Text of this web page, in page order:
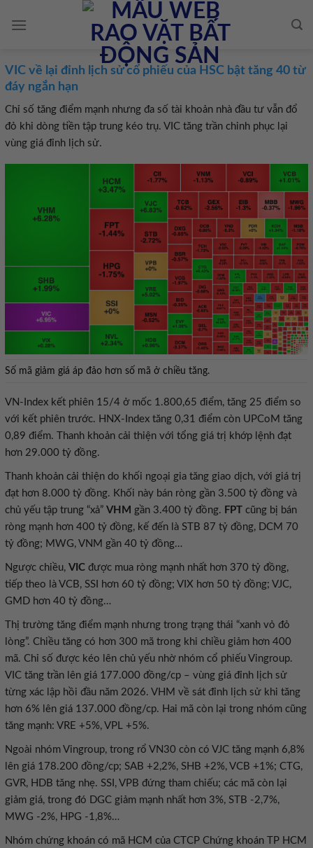
VIC về lại đỉnh lịch sử cổ phiếu của HSC bật tăng 40 từ
đáy ngắn hạn
Chỉ số tăng điểm mạnh nhưng đa số tài khoản nhà đầu tư vẫn đổ
đỏ khi dòng tiền tập trung kéo trụ. VIC tăng trần chinh phục lại
vùng giá đỉnh lịch sử.
Số mã giảm giá áp đảo hơn số mã ở chiều tăng.
VN-Index kết phiên 15/4 ở mốc 1.800,65 điểm, tăng 25 điểm so
với kết phiên trước. HNX-Index tăng 0,31 điểm còn UPCoM tăng
0,89 điểm. Thanh khoản cải thiện với tổng giá trị khớp lệnh đạt
hơn 29.000 tỷ đồng.
Thanh khoản cải thiện do khối ngoại gia tăng giao dịch, với giá trị
đạt hơn 8.000 tỷ đồng. Khối này bán ròng gần 3.500 tỷ đồng và
chủ yếu tập trung “xả” VHM gần 3.400 tỷ đồng. FPT cũng bị bán
ròng mạnh hơn 400 tỷ đồng, kế đến là STB 87 tỷ đồng, DCM 70
tỷ đồng; MWG, VNM gần 40 tỷ đồng…
Ngược chiều, VIC được mua ròng mạnh nhất hơn 370 tỷ đồng,
tiếp theo là VCB, SSI hơn 60 tỷ đồng; VIX hơn 50 tỷ đồng; VJC,
GMD hơn 40 tỷ đồng…
Thị trường tăng điểm mạnh nhưng trong trạng thái “xanh vỏ đỏ
lòng”. Chiều tăng có hơn 300 mã trong khi chiều giảm hơn 400
mã. Chỉ số được kéo lên chủ yếu nhờ nhóm cổ phiếu Vingroup.
VIC tăng trần lên giá 177.000 đồng/cp – vùng giá đỉnh lịch sử
từng xác lập hồi đầu năm 2026. VHM về sát đỉnh lịch sử khi tăng
hơn 6% lên giá 137.000 đồng/cp. Hai mã còn lại trong nhóm cũng
tăng mạnh: VRE +5%, VPL +5%.
Ngoài nhóm Vingroup, trong rổ VN30 còn có VJC tăng mạnh 6,8%
lên giá 178.200 đồng/cp; SAB +2,2%, SHB +2%, VCB +1%; CTG,
GVR, HDB tăng nhẹ. SSI, VPB đứng tham chiếu; các mã còn lại
giảm giá, trong đó DGC giảm mạnh nhất hơn 3%, STB -2,7%,
MWG -2%, HPG -1,8%…
Nhóm chứng khoán có mã HCM của CTCP Chứng khoán TP HCM